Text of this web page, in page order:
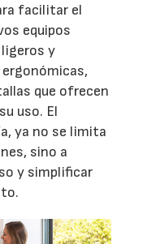
facilitar el
equipos
y
que ofrecen
uso. El
ya no se limita
sino a
y simplificar